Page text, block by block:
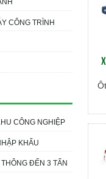
CÔNG TRÌNH
CÔNG NGHIỆP
KHẨU
ĐẾN 3 TẤN